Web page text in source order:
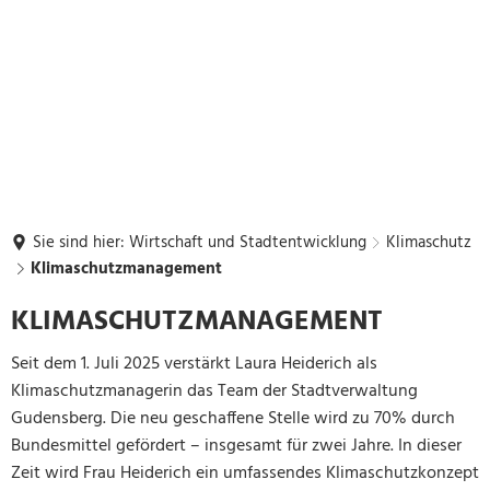
Sie sind hier: Wirtschaft und Stadtentwicklung
Klimaschutz
Klimaschutzmanagement
Klimaschutzmanagement
KLIMASCHUTZMANAGEMENT
Seit dem 1. Juli 2025 verstärkt Laura Heiderich als
Klimaschutzmanagerin das Team der Stadtverwaltung
Gudensberg. Die neu geschaffene Stelle wird zu 70% durch
Bundesmittel gefördert – insgesamt für zwei Jahre. In dieser
Zeit wird Frau Heiderich ein umfassendes Klimaschutzkonzept